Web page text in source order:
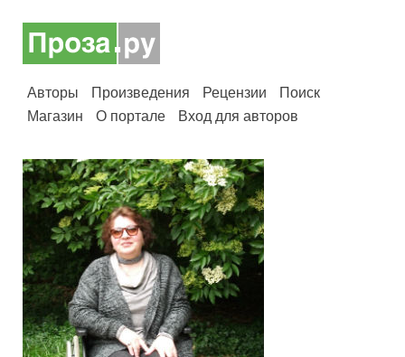
Авторы Произведения Рецензии
Поиск
Магазин
О портале Вход для авторов